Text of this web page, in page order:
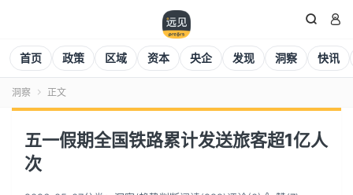
 
首页 政策 区域 资本 央企 发现 洞察 快讯
洞察  正文
五一假期全国铁路累计发送旅客超1亿人
次